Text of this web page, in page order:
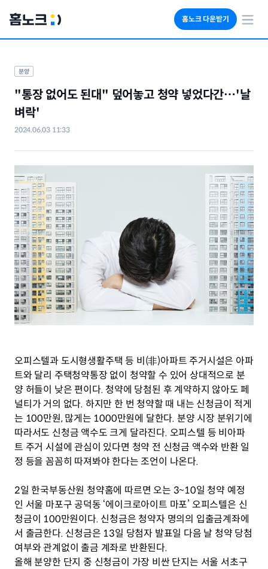
홈노크 다운받기
부동산 인사이트
분양
"통장 없어도 된대" 덮어놓고 청약 넣었다간…'날
벼락'
2024.06.03 11:33
오피스텔과 도시형생활주택 등 비(非)아파트 주거시설은 아파
트와 달리 주택청약통장 없이 청약할 수 있어 상대적으로 분
양 허들이 낮은 편이다. 청약에 당첨된 후 계약하지 않아도 페
널티가 거의 없다. 하지만 한 번 청약할 때 내는 신청금이 적게
는 100만원, 많게는 1000만원에 달한다. 분양 시장 분위기에
따라서도 신청금 액수도 크게 달라진다. 오피스텔 등 비아파
트 주거 시설에 관심이 있다면 청약 전 신청금 액수와 반환 일
정 등을 꼼꼼히 따져봐야 한다는 조언이 나온다.
2일 한국부동산원 청약홈에 따르면 오는 3~10일 청약 예정
인 서울 마포구 공덕동 ‘에이크로아이트 마포’ 오피스텔은 신
청금이 100만원이다. 신청금은 청약자 명의의 입출금계좌에
서 출금한다. 신청금은 13일 당첨자 발표일 다음 날 청약 당첨
여부와 관계없이 출금 계좌로 반환된다.
올해 분양한 단지 중 신청금이 가장 비싼 단지는 서울 서초구